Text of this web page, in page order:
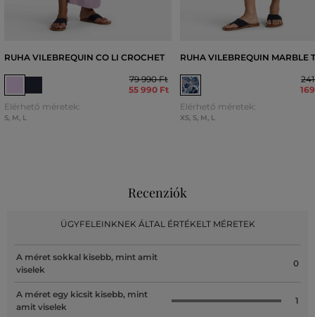
RUHA VILEBREQUIN CO LI CROCHET
79 990 Ft
55 990 Ft
Elérhető méretek:
S, M, L
RUHA VILEBREQUIN MARBLE
Elérhető méretek:
XS, S, M, L
Recenziók
ÜGYFELEINKNEK ÁLTAL ÉRTÉKELT MÉRETEK
A méret sokkal kisebb, mint amit
viselek
0
A méret egy kicsit kisebb, mint
amit viselek
1